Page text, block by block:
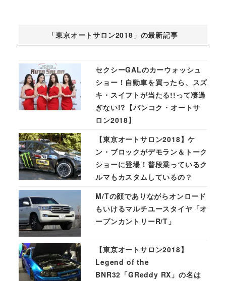
「東京オートサロン2018」の最新記事
セクシーGALのカーウォッシュ
ショー！自動車を買ったら、スズ
キ・スイフトが当たる!!って凄過
ぎない!?【バンコク・オートサ
ロン2018】
【東京オートサロン2018】ケ
ン・ブロックがデモラン＆トーク
ショーに登場！普段乗っているク
ルマもカスタムしているの？
M/Tの顔でありながらオンロード
もいけるマルチユースタイヤ「オ
ープンカントリーR/T」
【東京オートサロン2018】
Legend of the
BNR32「GReddy RX」の名は